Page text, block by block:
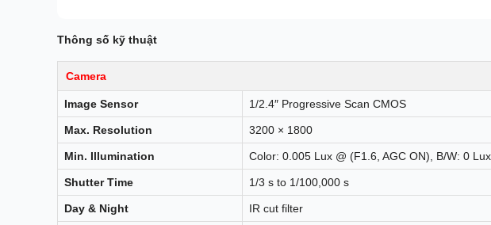
Thông số kỹ thuật
Camera
Image Sensor 1/2.4″ Progressive Scan CMOS
Max. Resolution 3200 × 1800
Min. Illumination Color: 0.005 Lux @ (F1.6, AGC ON), B/W: 0
Shutter Time 1/3 s to 1/100,000 s
Day & Night IR cut filter